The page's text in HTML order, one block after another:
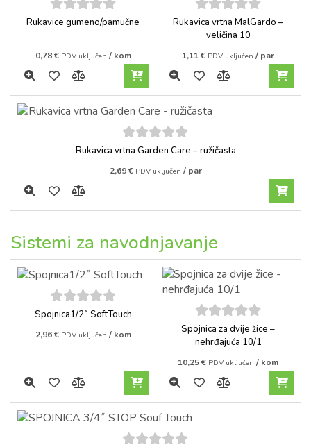
5out of
Rukavice gumeno/pamučne
0,78€ PDV uključen / kom
5out of
Rukavica vrtna MalGardo –
veličina 10
1,11€ PDV uključen / par
5out of
Rukavica vrtna Garden Care – ružičasta
2,69€ PDV uključen / par
Sistemi za navodnjavanje
5out of
Spojnica1/2˝ SoftTouch
2,96€ PDV uključen / kom
5out of
5
Spojnica za dvije žice –
nehrđajuća 10/1
10,25€ PDV uključen / kom